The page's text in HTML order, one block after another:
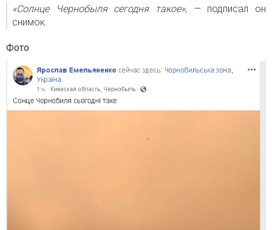
«Солнце Чернобыля сегодня такое», — подписал он
снимок.
Фото